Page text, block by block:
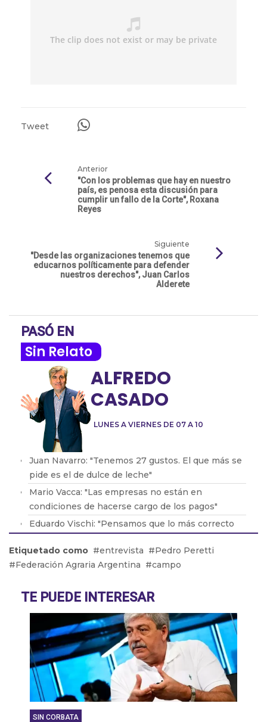
Tweet
Anterior
"Con los problemas que hay en nuestro
país, es penosa esta discusión para
cumplir un fallo de la Corte", Roxana
Reyes
Siguiente
"Desde las organizaciones tenemos que
educarnos políticamente para defender
nuestros derechos", Juan Carlos
Alderete
PASÓ EN
Sin Relato
LUNES A VIERNES DE 07 A 10
ALFREDO
CASADO
Juan Navarro: "Tenemos 27 gustos. El que más se
pide es el de dulce de leche"
Mario Vacca: "Las empresas no están en
condiciones de hacerse cargo de los pagos"
Eduardo Vischi: "Pensamos que lo más correcto
Lic. Eduardo Lavorato: "Que los padres consuman
con sus hijos les genera una dependencia"
tensa"
Etiquetado como entrevista
Pedro Peretti
Federación Agraria Argentina
campo
TE PUEDE INTERESAR
SIN CORBATA